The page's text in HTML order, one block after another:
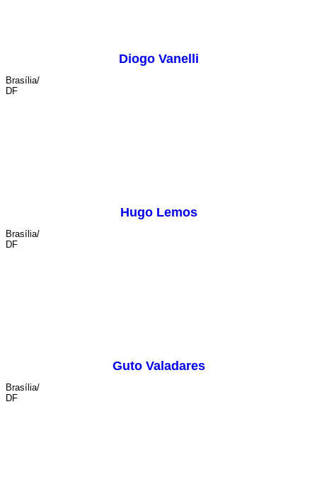
Diogo Vanelli
Brasília/
DF
Hugo Lemos
Brasília/
DF
Guto Valadares
Brasília/
DF